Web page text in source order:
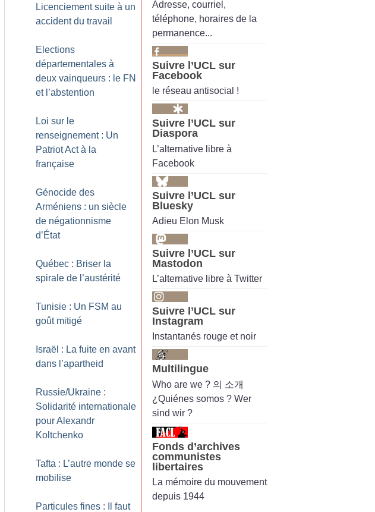
Licenciement suite à un
accident du travail
Elections
départementales à
deux vainqueurs : le FN
et l’abstention
Loi sur le
renseignement : Un
Patriot Act à la
française
Génocide des
Arméniens : un siècle
de négationnisme
d’État
Québec : Briser la
spirale de l’austérité
Tunisie : Un FSM au
goût mitigé
Israël : La fuite en avant
dans l’apartheid
Russie/Ukraine :
Solidarité internationale
pour Alexandr
Koltchenko
Tafta : L’autre monde se
mobilise
Particules fines : Il faut
Adresse, courriel,
téléphone, horaires de la
permanence...
Suivre l’UCL sur
Facebook
le réseau antisocial !
Suivre l’UCL sur
Diaspora
L’alternative libre à
Facebook
Suivre l’UCL sur
Bluesky
Adieu Elon Musk
Suivre l’UCL sur
Mastodon
L’alternative libre à Twitter
Suivre l’UCL sur
Instagram
Instantanés rouge et noir
Multilingue
Who are we ? 의 소개
¿Quiénes somos ? Wer
sind wir ?
Fonds d’archives
communistes
libertaires
La mémoire du mouvement
depuis 1944